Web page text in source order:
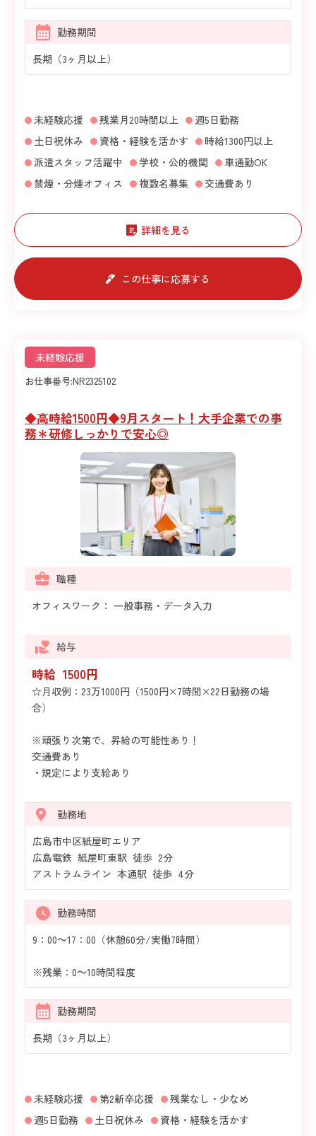
勤務期間
長期（3ヶ月以上）
未経験応援 残業月20時間以上
週5日勤務
土日祝休み
資格・経験を活かす
時給1300円以上
派遣スタッフ活躍中
学校・公的機関
車通勤OK
禁煙・分煙オフィス
複数名募集 交通費あり
詳細を見る
この仕事に応募する
未経験応援
お仕事番号:NR2325102
◆高時給1500円◆9月スタート！大手企業での事
務＊研修しっかりで安心◎
職種
オフィスワーク： 一般事務・データ入力
給与
時給 1500円
☆月収例：23万1000円（1500円×7時間×22日勤務の場
合）
※頑張り次第で、昇給の可能性あり！
交通費あり
・規定により支給あり
勤務地
広島市中区紙屋町エリア
広島電鉄 紙屋町東駅 徒歩 2分
アストラムライン 本通駅 徒歩 4分
勤務時間
9：00～17：00（休憩60分/実働7時間）
※残業：0～10時間程度
勤務期間
長期（3ヶ月以上）
未経験応援 第2新卒応援
残業なし・少なめ
週5日勤務
土日祝休み
資格・経験を活かす